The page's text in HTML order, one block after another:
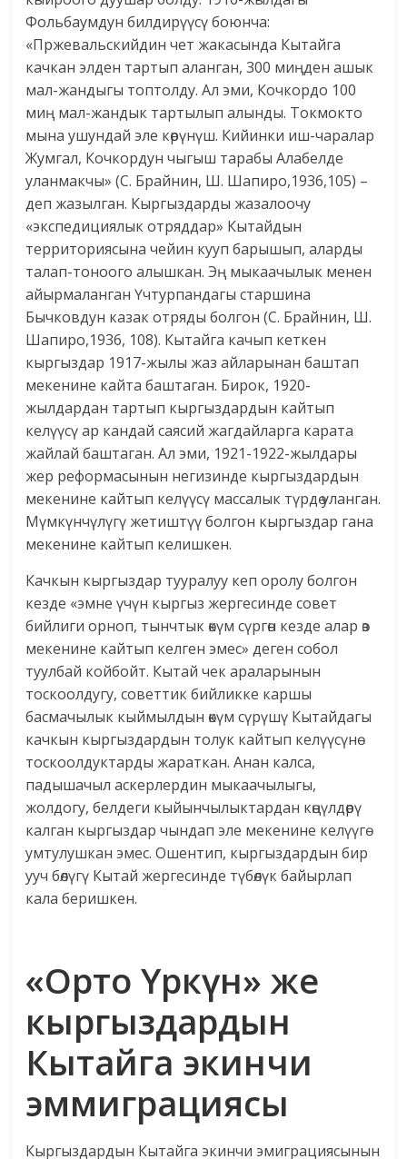
Фольбаумдун билдирүүсү боюнча:
«Пржевальскийдин чет жакасында Кытайга
качкан элден тартып аланган, 300 миңден ашык
мал-жандыгы топтолду. Ал эми, Кочкордо 100
миң мал-жандык тартылып алынды. Токмокто
мына ушундай эле көрүнүш. Кийинки иш-чаралар
Жумгал, Кочкордун чыгыш тарабы Алабелде
уланмакчы» (C. Брайнин, Ш. Шапиро,1936,105) –
деп жазылган. Кыргыздарды жазалоочу
«экспедициялык отряддар» Кытайдын
территориясына чейин кууп барышып, аларды
талап-тоноого алышкан. Эң мыкаачылык менен
айырмаланган Үчтурпандагы старшина
Бычковдун казак отряды болгон (C. Брайнин, Ш.
Шапиро,1936, 108). Кытайга качып кеткен
кыргыздар 1917-жылы жаз айларынан баштап
мекенине кайта баштаган. Бирок, 1920-
жылдардан тартып кыргыздардын кайтып
келүүсү ар кандай саясий жагдайларга карата
жайлай баштаган. Ал эми, 1921-1922-жылдары
жер реформасынын негизинде кыргыздардын
мекенине кайтып келүүсү массалык түрдө уланган.
Мүмкүнчүлүгү жетиштүү болгон кыргыздар гана
мекенине кайтып келишкен.
Качкын кыргыздар тууралуу кеп оролу болгон
кезде «эмне үчүн кыргыз жергесинде совет
бийлиги орноп, тынчтык өкүм сүргөн кезде алар өз
мекенине кайтып келген эмес» деген собол
туулбай койбойт. Кытай чек араларынын
тоскоолдугу, советтик бийликке каршы
басмачылык кыймылдын өкүм сүрүшү Кытайдагы
качкын кыргыздардын толук кайтып келүүсүнө
тоскоолдуктарды жараткан. Анан калса,
падышачыл аскерлердин мыкаачылыгы,
жолдогу, белдеги кыйынчылыктардан көңүлдөрү
калган кыргыздар чындап эле мекенине келүүгө
умтулушкан эмес. Ошентип, кыргыздардын бир
ууч бөлүгү Кытай жергесинде түбөлүк байырлап
кала беришкен.
«Орто Үркүн» же
кыргыздардын
Кытайга экинчи
эммиграциясы
Кыргыздардын Кытайга экинчи эмиграциясынын